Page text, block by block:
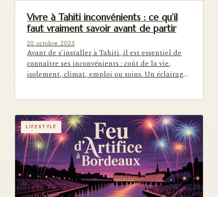
Vivre à Tahiti inconvénients : ce qu’il
faut vraiment savoir avant de partir
20 octobre 2025
Avant de s’installer à Tahiti, il est essentiel de
connaître ses inconvénients : coût de la vie,
isolement, climat, emploi ou soins. Un éclairage
LIFESTYLE